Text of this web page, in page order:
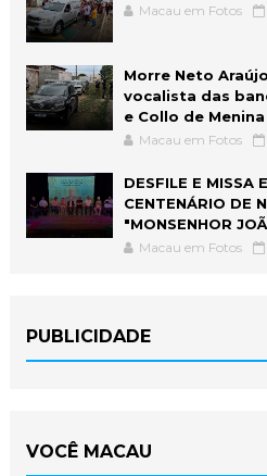
Macau em Fotos
Morre Neto
vocalista das
e Collo de Menina
Macau em Fotos
DESFILE E MISSA
CENTENÁRIO DE
"MONSENHOR
Macau em Fotos
PUBLICIDADE
VOCÊ MACAU